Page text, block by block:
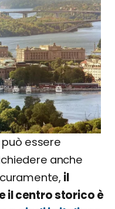
essere
anche
il
il centro storico è